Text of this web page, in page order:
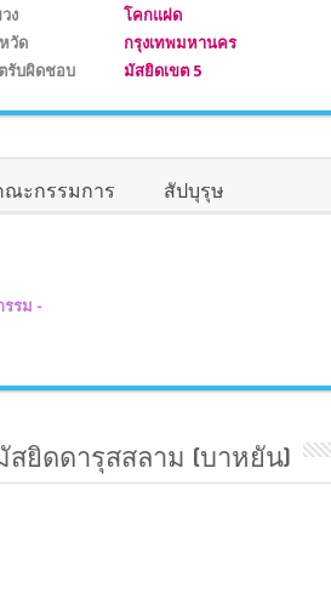
ง
โคกแฝด
วัด
กรุงเทพมหานคร
รับผิดชอบ มัสยิดเขต 5
ณะกรรมการ สัปบุรุษ
รม -
ยิดดารุสสลาม (บาหยัน)